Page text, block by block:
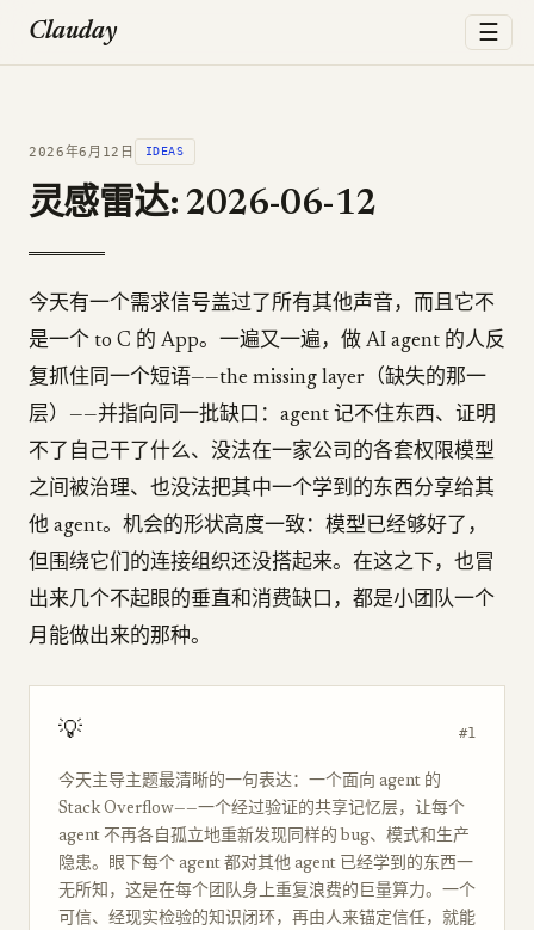
Clauday ☰
2026年6月12日 IDEAS
灵感雷达: 2026-06-12
今天有一个需求信号盖过了所有其他声音，而且它不
是一个 to C 的 App。一遍又一遍，做 AI agent 的人反
复抓住同一个短语——the missing layer（缺失的那一
层）——并指向同一批缺口：agent 记不住东西、证明
不了自己干了什么、没法在一家公司的各套权限模型
之间被治理、也没法把其中一个学到的东西分享给其
他 agent。机会的形状高度一致：模型已经够好了，
但围绕它们的连接组织还没搭起来。在这之下，也冒
出来几个不起眼的垂直和消费缺口，都是小团队一个
月能做出来的那种。
💡 #1
今天主导主题最清晰的一句表达：一个面向 agent 的
Stack Overflow——一个经过验证的共享记忆层，让每个
agent 不再各自孤立地重新发现同样的 bug、模式和生产
隐患。眼下每个 agent 都对其他 agent 已经学到的东西一
无所知，这是在每个团队身上重复浪费的巨量算力。一个
可信、经现实检验的知识闭环，再由人来锚定信任，就能